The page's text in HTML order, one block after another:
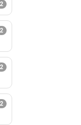
2
2
2
2